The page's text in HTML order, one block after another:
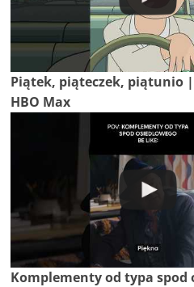
Piątek, piąteczek, piątunio
HBO Max
Komplementy od typa spod